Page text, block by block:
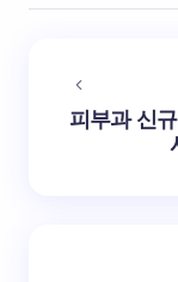
피부과 신